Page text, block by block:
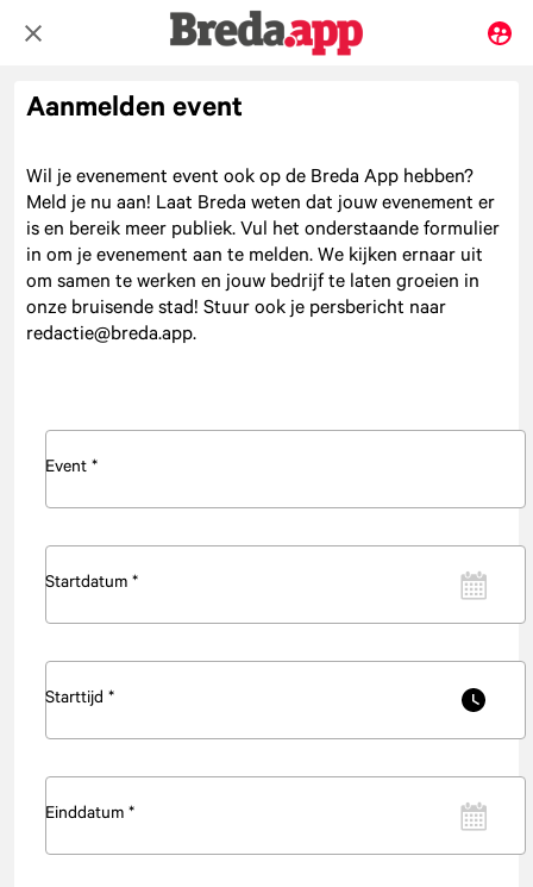
Aanmelden event
Wil je evenement event ook op de Breda App hebben?
Meld je nu aan! Laat Breda weten dat jouw evenement er
is en bereik meer publiek. Vul het onderstaande formulier
in om je evenement aan te melden. We kijken ernaar uit
om samen te werken en jouw bedrijf te laten groeien in
onze bruisende stad! Stuur ook je persbericht naar
redactie@breda.app.
Event *
Startdatum *
Starttijd *
Einddatum *